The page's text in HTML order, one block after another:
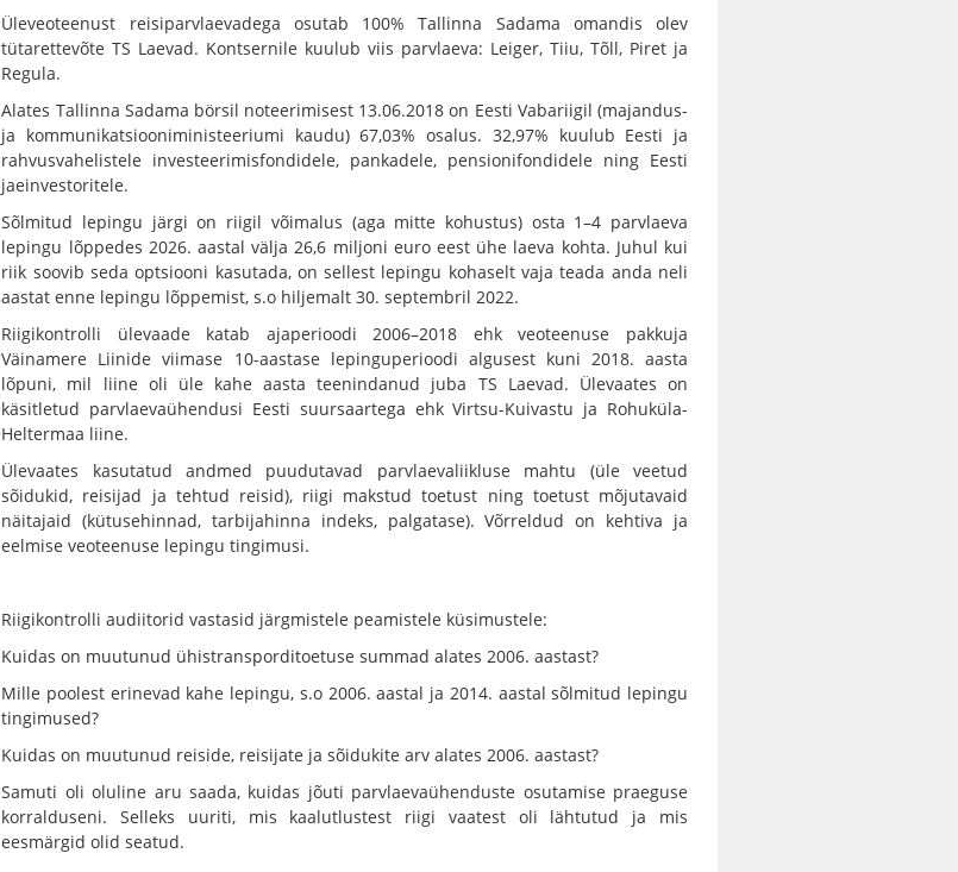
Üleveoteenust reisiparvlaevadega osutab 100% Tallinna Sadama omandis olev
tütarettevõte TS Laevad. Kontsernile kuulub viis parvlaeva: Leiger, Tiiu, Tõll, Piret ja
Regula.
Alates Tallinna Sadama börsil noteerimisest 13.06.2018 on Eesti Vabariigil (majandus-
ja kommunikatsiooniministeeriumi kaudu) 67,03% osalus. 32,97% kuulub Eesti ja
rahvusvahelistele investeerimisfondidele, pankadele, pensionifondidele ning Eesti
jaeinvestoritele.
Sõlmitud lepingu järgi on riigil võimalus (aga mitte kohustus) osta 1–4 parvlaeva
lepingu lõppedes 2026. aastal välja 26,6 miljoni euro eest ühe laeva kohta. Juhul kui
riik soovib seda optsiooni kasutada, on sellest lepingu kohaselt vaja teada anda neli
aastat enne lepingu lõppemist, s.o hiljemalt 30. septembril 2022.
Riigikontrolli ülevaade katab ajaperioodi 2006–2018 ehk veoteenuse pakkuja
Väinamere Liinide viimase 10-aastase lepinguperioodi algusest kuni 2018. aasta
lõpuni, mil liine oli üle kahe aasta teenindanud juba TS Laevad. Ülevaates on
käsitletud parvlaevaühendusi Eesti suursaartega ehk Virtsu-Kuivastu ja Rohuküla-
Heltermaa liine.
Ülevaates kasutatud andmed puudutavad parvlaevaliikluse mahtu (üle veetud
sõidukid, reisijad ja tehtud reisid), riigi makstud toetust ning toetust mõjutavaid
näitajaid (kütusehinnad, tarbijahinna indeks, palgatase). Võrreldud on kehtiva ja
eelmise veoteenuse lepingu tingimusi.
Riigikontrolli audiitorid vastasid järgmistele peamistele küsimustele:
Kuidas on muutunud ühistransporditoetuse summad alates 2006. aastast?
Mille poolest erinevad kahe lepingu, s.o 2006. aastal ja 2014. aastal sõlmitud lepingu
tingimused?
Kuidas on muutunud reiside, reisijate ja sõidukite arv alates 2006. aastast?
Samuti oli oluline aru saada, kuidas jõuti parvlaevaühenduste osutamise praeguse
korralduseni. Selleks uuriti, mis kaalutlustest riigi vaatest oli lähtutud ja mis
eesmärgid olid seatud.